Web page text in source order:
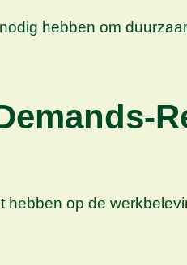
hebben om
op de